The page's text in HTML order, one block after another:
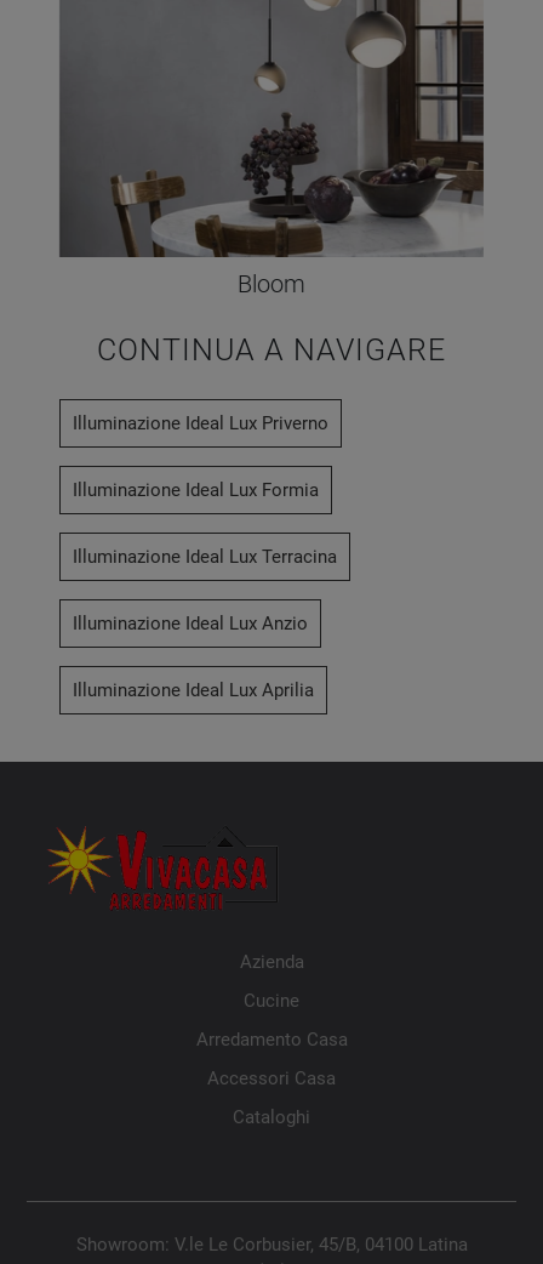
Bloom
CONTINUA A NAVIGARE
Illuminazione Ideal Lux Priverno
Illuminazione Ideal Lux Formia
Illuminazione Ideal Lux Terracina
Illuminazione Ideal Lux Anzio
Illuminazione Ideal Lux Aprilia
Azienda
Cucine
Arredamento Casa
Accessori Casa
Cataloghi
Showroom: V.le Le Corbusier, 45/B, 04100 Latina